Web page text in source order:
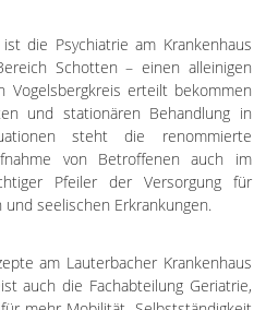
die Psychiatrie am Krankenhaus
Schotten – einen alleinigen
Vogelsbergkreis erteilt bekommen
und stationären Behandlung in
steht die renommierte
von Betroffenen auch im
Pfeiler der Versorgung für
seelischen Erkrankungen.
am Lauterbacher Krankenhaus
auch die Fachabteilung Geriatrie,